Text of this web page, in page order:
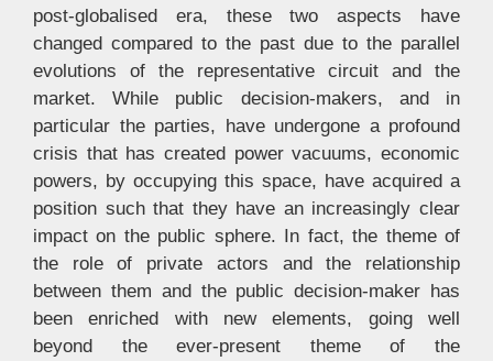
post-globalised era, these two aspects have
changed compared to the past due to the parallel
evolutions of the representative circuit and the
market. While public decision-makers, and in
particular the parties, have undergone a profound
crisis that has created power vacuums, economic
powers, by occupying this space, have acquired a
position such that they have an increasingly clear
impact on the public sphere. In fact, the theme of
the role of private actors and the relationship
between them and the public decision-maker has
been enriched with new elements, going well
beyond the ever-present theme of the